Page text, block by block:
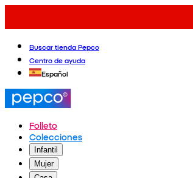
Buscar tienda Pepco
Centro de ayuda
Español
Folleto
Colecciones
Infantil
Mujer